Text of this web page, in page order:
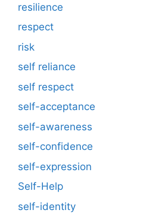
resilience
respect
risk
self reliance
self respect
self-acceptance
self-awareness
self-confidence
self-expression
Self-Help
self-identity